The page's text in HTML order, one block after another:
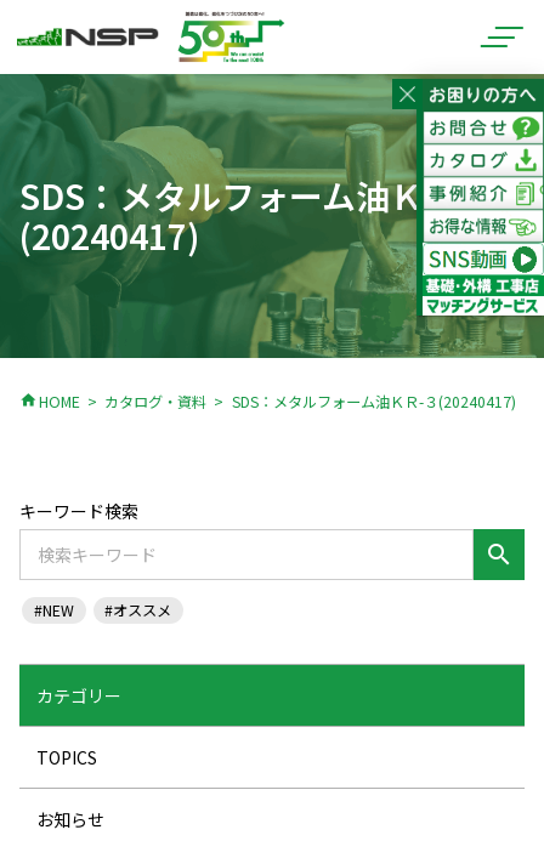
SDS：メタルフォーム油ＫＲ-３
(20240417)
home HOME カタログ・資料 SDS：メタルフォーム油ＫＲ-３(20240417)
キーワード検索
search
#NEW #オススメ
カテゴリー
TOPICS
お知らせ